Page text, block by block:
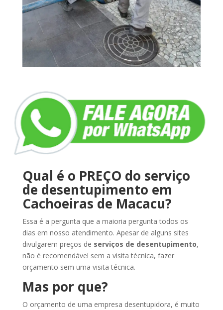
Qual é o PREÇO do serviço
de desentupimento em
Cachoeiras de Macacu?
Essa é a pergunta que a maioria pergunta todos os
dias em nosso atendimento. Apesar de alguns sites
divulgarem preços de serviços de desentupimento,
não é recomendável sem a visita técnica, fazer
orçamento sem uma visita técnica.
Mas por que?
O orçamento de uma empresa desentupidora, é muito